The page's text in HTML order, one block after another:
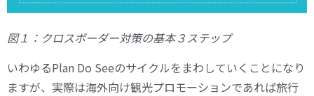
図１：クロスボーダー対策の基本３ステップ
いわゆるPlan Do Seeのサイクルをまわしていくことになり
ますが、実際は海外向け観光プロモーションであれば旅行